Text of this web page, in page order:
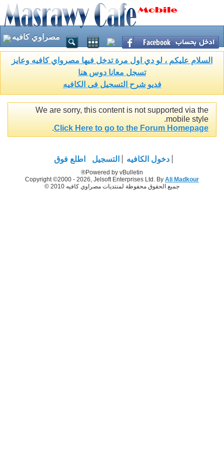
مصراوي كافيه
السلام عليكم ، لو دي اول مرة تدخل فيها مصرواي كافيه وعايز
تسجل معانا دوس هنا
فديو شرح التسجيل فى الكافيه
We are sorry, this content is not supported via the
mobile style.
Click Here to go to the Forum Homepage
.
دخول الكافيه التسجيل اطلع فوق
Powered by vBulletin®
Copyright ©2000 - 2026, Jelsoft Enterprises Ltd. By Ali Madkour
جميع الحقوق محفوظة لمنتديات مصراوي كافيه 2010 ©